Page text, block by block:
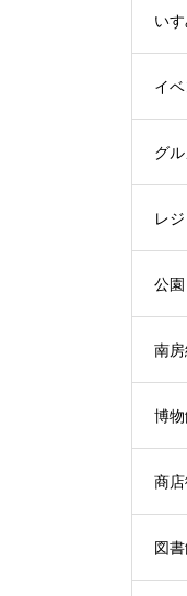
い
イベ
グル
レ
公園
南
博
商
図